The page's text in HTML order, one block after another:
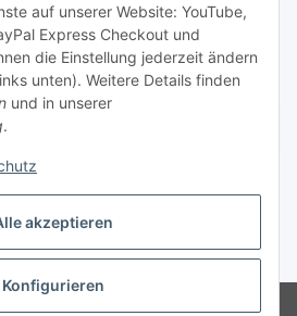
akzeptieren
Konfigurieren
auf unserer Website: YouTube,
Express Checkout und
die Einstellung jederzeit ändern
unten). Weitere Details finden
und in unserer
. widerrufen
Umsatzsteuer berechnet, zzgl.Versand
by Sabine Werner Besucherzähler: